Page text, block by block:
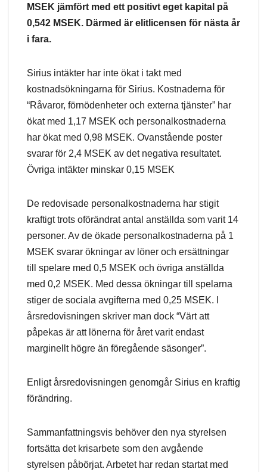
MSEK jämfört med ett positivt eget kapital på
0,542 MSEK. Därmed är elitlicensen för nästa år
i fara.
Sirius intäkter har inte ökat i takt med
kostnadsökningarna för Sirius. Kostnaderna för
“Råvaror, förnödenheter och externa tjänster” har
ökat med 1,17 MSEK och personalkostnaderna
har ökat med 0,98 MSEK. Ovanstående poster
svarar för 2,4 MSEK av det negativa resultatet.
Övriga intäkter minskar 0,15 MSEK
De redovisade personalkostnaderna har stigit
kraftigt trots oförändrat antal anställda som varit 14
personer. Av de ökade personalkostnaderna på 1
MSEK svarar ökningar av löner och ersättningar
till spelare med 0,5 MSEK och övriga anställda
med 0,2 MSEK. Med dessa ökningar till spelarna
stiger de sociala avgifterna med 0,25 MSEK. I
årsredovisningen skriver man dock “Värt att
påpekas är att lönerna för året varit endast
marginellt högre än föregående säsonger”.
Enligt årsredovisningen genomgår Sirius en kraftig
förändring.
Sammanfattningsvis behöver den nya styrelsen
fortsätta det krisarbete som den avgående
styrelsen påbörjat. Arbetet har redan startat med